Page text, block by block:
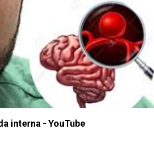
interna - YouTube